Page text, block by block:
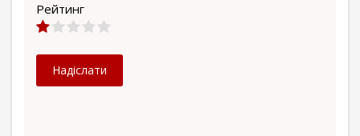
Рейтинг
Надіслати